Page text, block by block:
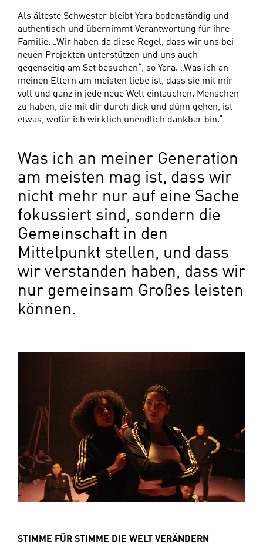
Als älteste Schwester bleibt Yara bodenständig und
authentisch und übernimmt Verantwortung für ihre
Familie. „Wir haben da diese Regel, dass wir uns bei
neuen Projekten unterstützen und uns auch
gegenseitig am Set besuchen“, so Yara. „Was ich an
meinen Eltern am meisten liebe ist, dass sie mit mir
voll und ganz in jede neue Welt eintauchen. Menschen
zu haben, die mit dir durch dick und dünn gehen, ist
etwas, wofür ich wirklich unendlich dankbar bin.“
Was ich an meiner Generation
am meisten mag ist, dass wir
nicht mehr nur auf eine Sache
fokussiert sind, sondern die
Gemeinschaft in den
Mittelpunkt stellen, und dass
wir verstanden haben, dass wir
nur gemeinsam Großes leisten
können.
STIMME FÜR STIMME DIE WELT VERÄNDERN